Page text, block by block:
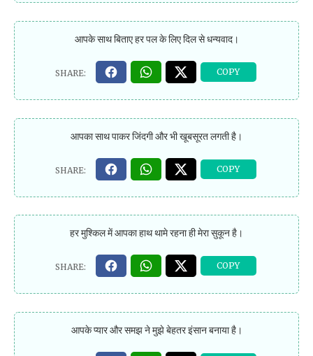
आपके साथ बिताए हर पल के लिए दिल से धन्यवाद।
आपका साथ पाकर जिंदगी और भी खूबसूरत लगती है।
हर मुश्किल में आपका हाथ थामे रहना ही मेरा सुकून है।
आपके प्यार और समझ ने मुझे बेहतर इंसान बनाया है।